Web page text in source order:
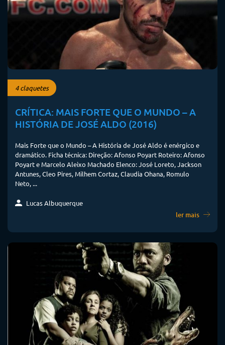
4 claquetes
CRÍTICA: MAIS FORTE QUE O MUNDO – A
HISTÓRIA DE JOSÉ ALDO (2016)
Mais Forte que o Mundo – A História de José Aldo é enérgico e
dramático. Ficha técnica: Direção: Afonso Poyart Roteiro: Afonso
Poyart e Marcelo Aleixo Machado Elenco: José Loreto, Jackson
Antunes, Cleo Pires, Milhem Cortaz, Claudia Ohana, Romulo
Neto, ...
Lucas Albuquerque
ler mais